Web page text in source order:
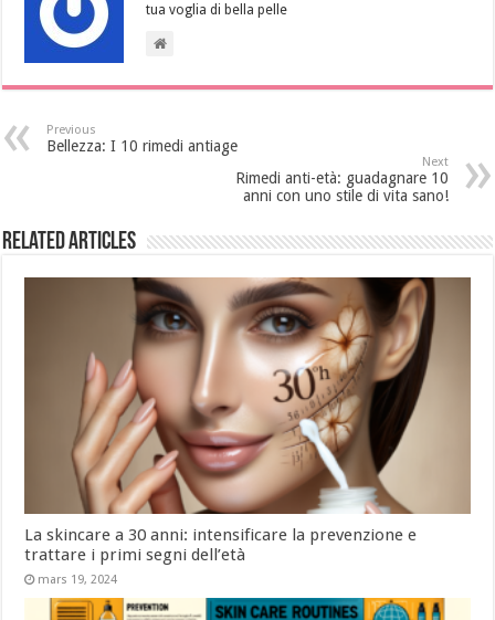
tua voglia di bella pelle
Previous
Bellezza: I 10 rimedi antiage
Next
Rimedi anti-età: guadagnare 10
anni con uno stile di vita sano!
Related Articles
La skincare a 30 anni: intensificare la prevenzione e
trattare i primi segni dell’età
mars 19, 2024